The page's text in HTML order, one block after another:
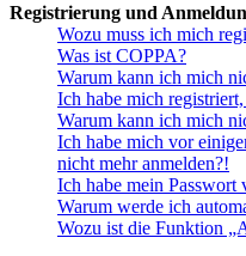
Registrierung und
Wozu muss ich mich
Was ist COPPA?
Warum kann ich mich
Ich habe mich
Warum kann ich mich
Ich habe mich vor
nicht mehr anmelden?!
Ich habe mein Passwort
Warum werde ich
Wozu ist die Funktion